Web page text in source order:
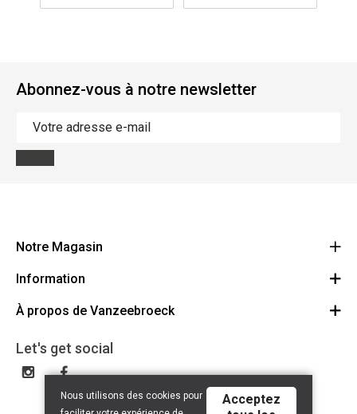
Abonnez-vous à notre newsletter
Notre Magasin
Vanzeebroeck Motors
1600 Sint-Pieters-Leeuw
023316022
Information
Annulation Commande
Conditions générales
Privacy policy
À propos de Vanzeebroeck
Cheque Cadeau
Échange et Retours
Let's get social
Nous utilisons des cookies pour
Acceptez